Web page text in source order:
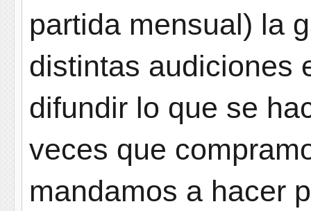
partida mensual) la
distintas audiciones
difundir lo que se
veces que
mandamos a hacer